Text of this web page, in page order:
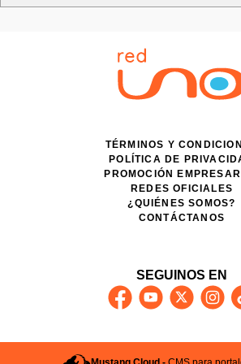
TÉRMINOS Y
POLÍTICA DE
PROMOCIÓN
REDES OFICIALES
¿QUIÉNES SOMOS?
CONTÁCTANOS
SEGUINOS EN